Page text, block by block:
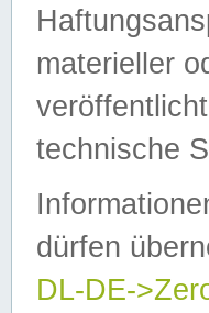
materieller
technische
dürfen
DL-DE-